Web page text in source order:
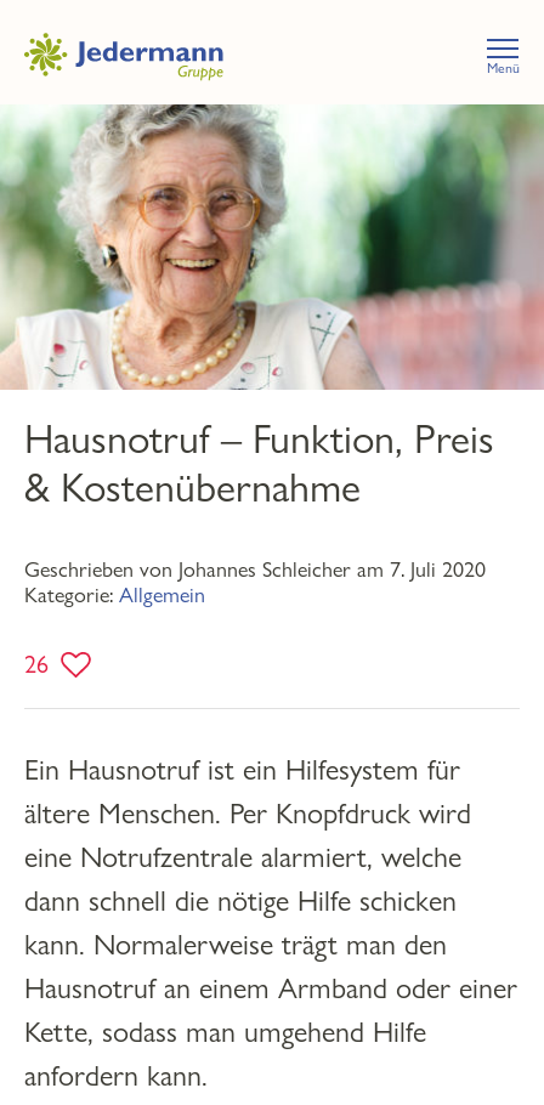
Menü
Hausnotruf – Funktion, Preis
& Kostenübernahme
Geschrieben von Johannes Schleicher am 7. Juli 2020
Kategorie: Allgemein
26
Ein Hausnotruf ist ein Hilfesystem für
ältere Menschen. Per Knopfdruck wird
eine Notrufzentrale alarmiert, welche
dann schnell die nötige Hilfe schicken
kann. Normalerweise trägt man den
Hausnotruf an einem Armband oder einer
Kette, sodass man umgehend Hilfe
anfordern kann.